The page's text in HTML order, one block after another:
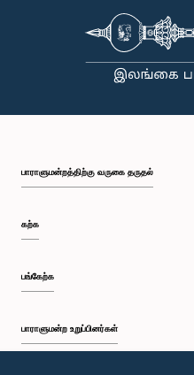
பாராளுமன்றத்திற்கு வருகை தருதல்
கற்க
பங்கேற்க
பாராளுமன்ற உறுப்பினர்கள்